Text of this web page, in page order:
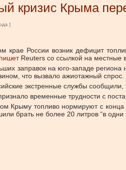
кризис Крыма
]
крае России возник дефицит
пишетReuters со ссылкой на местные
заправок на юго-западе
что вызвало ажиотажный спрос.
экстренные службы
временные трудности с
Крыму топливо нормируют с
брать не более 20 литров “в одни